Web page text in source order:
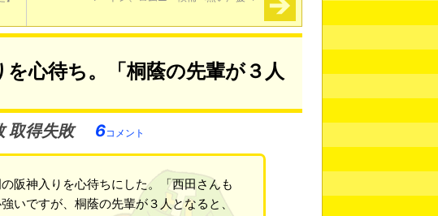
心待ち。「桐蔭の先輩が３人
取得失敗 6コメント
阪神入りを心待ちにした。「西田さんも
いですが、桐蔭の先輩が３人となると、